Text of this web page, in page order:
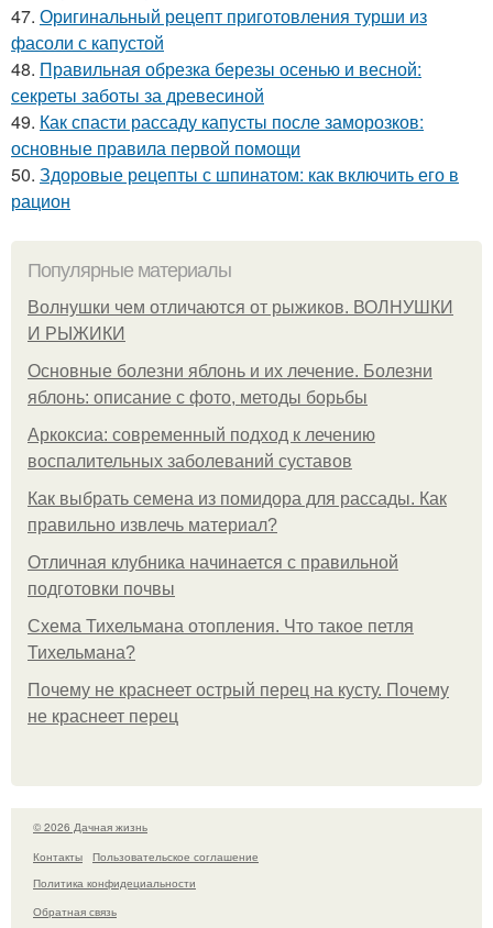
47. Оригинальный рецепт приготовления турши из
фасоли с капустой
48. Правильная обрезка березы осенью и весной:
секреты заботы за древесиной
49. Как спасти рассаду капусты после заморозков:
основные правила первой помощи
50. Здоровые рецепты с шпинатом: как включить его в
рацион
Популярные материалы
Волнушки чем отличаются от рыжиков. ВОЛНУШКИ
И РЫЖИКИ
Основные болезни яблонь и их лечение. Болезни
яблонь: описание с фото, методы борьбы
Аркоксиа: современный подход к лечению
воспалительных заболеваний суставов
Как выбрать семена из помидора для рассады. Как
правильно извлечь материал?
Отличная клубника начинается с правильной
подготовки почвы
Схема Тихельмана отопления. Что такое петля
Тихельмана?
Почему не краснеет острый перец на кусту. Почему
не краснеет перец
© 2026 Дачная жизнь
Контакты
Пользовательское соглашение
Политика конфидециальности
Обратная связь